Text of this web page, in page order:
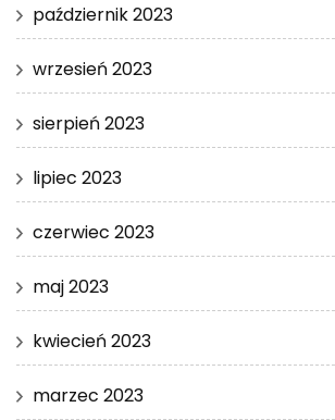
październik 2023
wrzesień 2023
sierpień 2023
lipiec 2023
czerwiec 2023
maj 2023
kwiecień 2023
marzec 2023